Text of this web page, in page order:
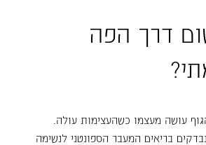
דרך הפה
עושה מעצמו כשהעצימות עולה.
בריאים המעבר הספונטני לנשימה